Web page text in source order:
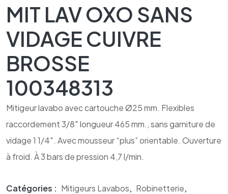
MIT LAV OXO SANS
VIDAGE CUIVRE
BROSSE
100348313
Mitigeur lavabo avec cartouche Ø25 mm. Flexibles
raccordement 3/8″ longueur 465 mm., sans garniture de
vidage 1 1/4″. Avec mousseur “plus” orientable. Ouverture
à froid. À 3 bars de pression 4,7 l/min.
Catégories : Mitigeurs Lavabos, Robinetterie,